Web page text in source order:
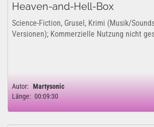
Heaven-and-Hell-Box
Science-Fiction, Grusel, Krimi (Musik/
Versionen); Kommerzielle Nutzung nicht
Autor: Martysonic
Länge: 00:09:30